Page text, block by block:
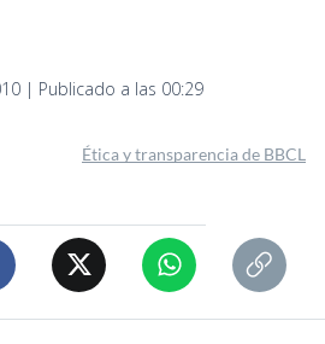
| Publicado a las 00:29
Ética y transparencia de BBCL